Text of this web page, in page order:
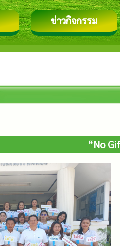
ข่าวกิจกรรม
“No